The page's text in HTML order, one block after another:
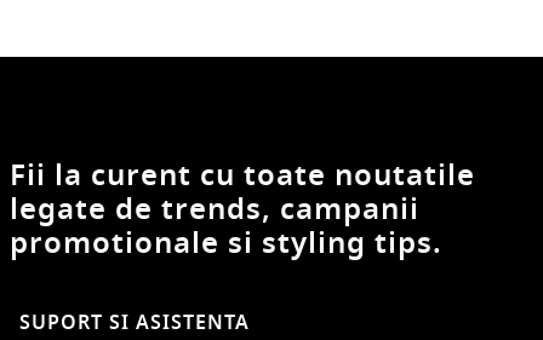
Fii la curent cu toate noutatile
legate de trends, campanii
promotionale si styling tips.
SUPORT SI ASISTENTA